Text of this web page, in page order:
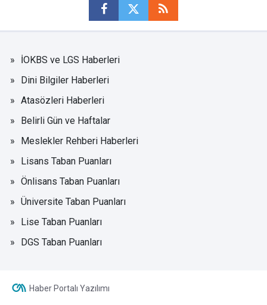
İOKBS ve LGS Haberleri
Dini Bilgiler Haberleri
Atasözleri Haberleri
Belirli Gün ve Haftalar
Meslekler Rehberi Haberleri
Lisans Taban Puanları
Önlisans Taban Puanları
Üniversite Taban Puanları
Lise Taban Puanları
DGS Taban Puanları
Haber Portalı Yazılımı